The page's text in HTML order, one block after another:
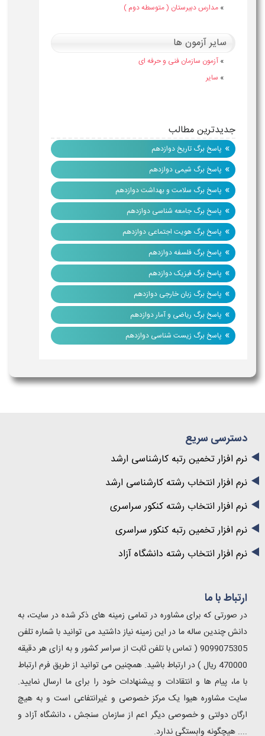
» مدارس دبیرستان ( متوسطه دوم )
سایر آزمون ها
» آزمون سازمان فنی و حرفه ای
» سایر
جدیدترین مطالب
» پاسخ برگ تاریخ دوازدهم
» پاسخ برگ شیمی دوازدهم
» پاسخ برگ سلامت و بهداشت دوازدهم
» پاسخ برگ جامعه شناسی دوازدهم
» پاسخ برگ هویت اجتماعی دوازدهم
» پاسخ برگ فلسفه دوازدهم
» پاسخ برگ فیزیک دوازدهم
» پاسخ برگ زبان خارجی دوازدهم
» پاسخ برگ ریاضی و آمار دوازدهم
» پاسخ برگ زیست شناسی دوازدهم
دسترسی سریع
نرم افزار تخمین رتبه کارشناسی ارشد
نرم افزار انتخاب رشته کارشناسی ارشد
نرم افزار انتخاب رشته کنکور سراسری
نرم افزار تخمین رتبه کنکور سراسری
نرم افزار انتخاب رشته دانشگاه آزاد
ارتباط با ما
در صورتی که برای مشاوره در تمامی زمینه های ذکر شده در سایت، به
دانش چندین ساله ما در این زمینه نیاز داشتید می توانید با شماره تلفن
9099075305 ( تماس با تلفن ثابت از سراسر کشور و به ازای هر دقیقه
470000 ریال ) در ارتباط باشید. همچنین می توانید از طریق فرم ارتباط
با ما، پیام ها و انتقادات و پیشنهادات خود را برای ما ارسال نمایید.
سایت مشاوره هیوا یک مرکز خصوصی و غیرانتفاعی است و به هیچ
ارگان دولتی و خصوصی دیگر اعم از سازمان سنجش ، دانشگاه آزاد و
.... هیچگونه وابستگی ندارد.